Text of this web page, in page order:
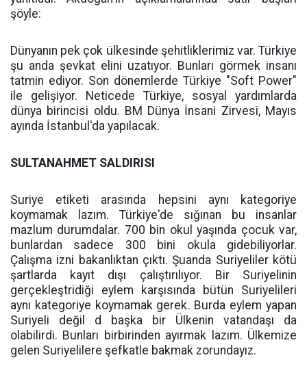
şöyle:
Dünyanın pek çok ülkesinde şehitliklerimiz var. Türkiye
şu anda şevkat elini uzatıyor. Bunları görmek insanı
tatmin ediyor. Son dönemlerde Türkiye "Soft Power"
ile gelişiyor. Neticede Türkiye, sosyal yardımlarda
dünya birincisi oldu. BM Dünya İnsani Zirvesi, Mayıs
ayında İstanbul'da yapılacak.
SULTANAHMET SALDIRISI
Suriye etiketi arasında hepsini aynı kategoriye
koymamak lazım. Türkiye'de sığınan bu insanlar
mazlum durumdalar. 700 bin okul yaşında çocuk var,
bunlardan sadece 300 bini okula gidebiliyorlar.
Çalışma izni bakanlıktan çıktı. Şuanda Suriyeliler kötü
şartlarda kayıt dışı çalıştırılıyor. Bir Suriyelinin
gerçekleştridiği eylem karşısında bütün Suriyelileri
aynı kategoriye koymamak gerek. Burda eylem yapan
Suriyeli değil d başka bir Ülkenin vatandaşı da
olabilirdi. Bunları birbirinden ayırmak lazım. Ülkemize
gelen Suriyelilere şefkatle bakmak zorundayız.